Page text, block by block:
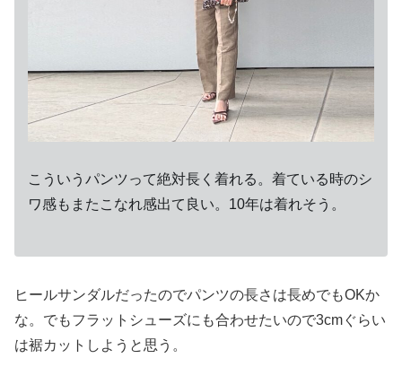
こういうパンツって絶対長く着れる。着ている時のシ
ワ感もまたこなれ感出て良い。10年は着れそう。
ヒールサンダルだったのでパンツの長さは長めでもOKか
な。でもフラットシューズにも合わせたいので3cmぐらい
は裾カットしようと思う。